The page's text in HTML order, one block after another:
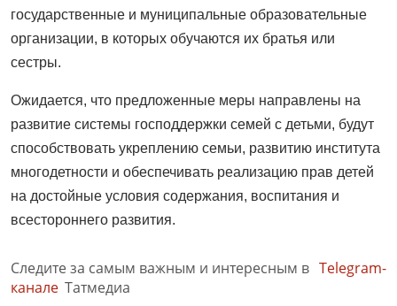
государственные и муниципальные образовательные
организации, в которых обучаются их братья или
сестры.
Ожидается, что предложенные меры направлены на
развитие системы господдержки семей с детьми, будут
способствовать укреплению семьи, развитию института
многодетности и обеспечивать реализацию прав детей
на достойные условия содержания, воспитания и
всестороннего развития.
Следите за самым важным и интересным в Telegram-
канале Татмедиа